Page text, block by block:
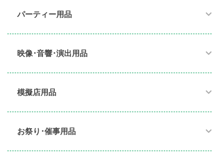
パーティー用品​
映像･音響･演出用品​
模擬店用品​
お祭り･催事用品​